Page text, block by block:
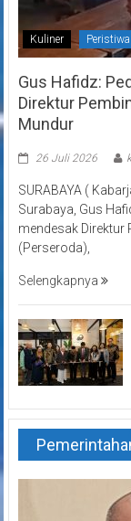
Kuliner Peristiwa
Gus Hafidz:
Direktur
Mundur
26 Juli 2026
SURABAYA (
Surabaya, Gus
mendesak Direktur
(Perseroda),
Selengkapnya